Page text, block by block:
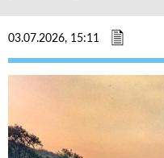
03.07.2026, 15:11